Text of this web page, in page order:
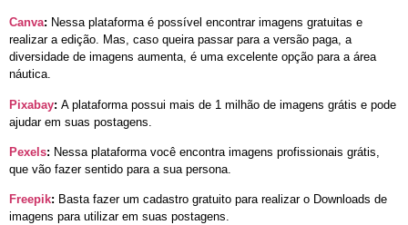
Canva: Nessa plataforma é possível encontrar imagens gratuitas e
realizar a edição. Mas, caso queira passar para a versão paga, a
diversidade de imagens aumenta, é uma excelente opção para a área
náutica.
Pixabay: A plataforma possui mais de 1 milhão de imagens grátis e pode
ajudar em suas postagens.
Pexels: Nessa plataforma você encontra imagens profissionais grátis,
que vão fazer sentido para a sua persona.
Freepik: Basta fazer um cadastro gratuito para realizar o Downloads de
imagens para utilizar em suas postagens.